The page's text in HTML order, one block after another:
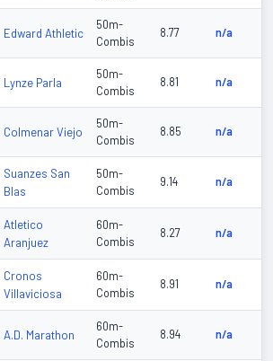
Edward Athletic
50m-
Combis
8.77 n/a
Lynze Parla
50m-
Combis
8.81 n/a
Colmenar Viejo
50m-
Combis
8.85 n/a
Suanzes San
Blas
50m-
Combis
9.14 n/a
Atletico
Aranjuez
60m-
Combis
8.27 n/a
Cronos
Villaviciosa
60m-
Combis
8.91 n/a
A.D. Marathon
60m-
Combis
8.94 n/a